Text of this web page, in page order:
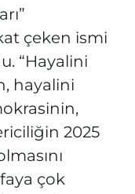
çeken ismi
“Hayalini
hayalini
2025
çok